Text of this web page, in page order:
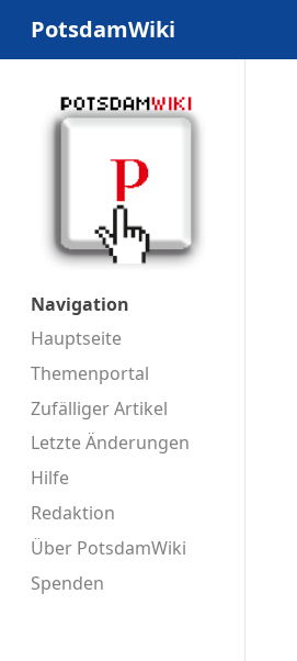
PotsdamWiki
Navigation
Hauptseite
Themenportal
Zufälliger Artikel
Letzte Änderungen
Hilfe
Redaktion
Über PotsdamWiki
Spenden